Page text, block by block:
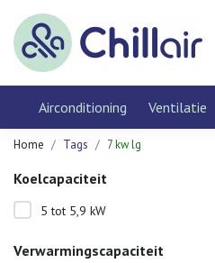
Airconditioning Ventilatie
Home Tags 7 kw lg
Koelcapaciteit
5 tot 5,9 kW
Verwarmingscapaciteit